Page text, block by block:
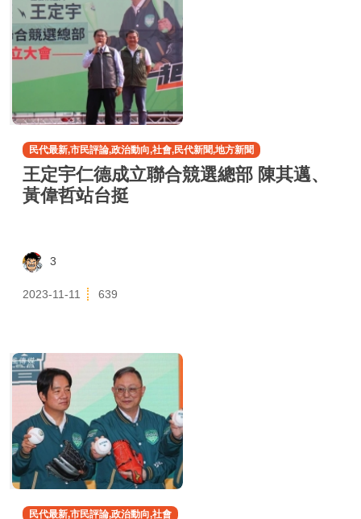
民代最新,市民評論,政治動向,社會,民代新聞,地方新聞
王定宇仁德成立聯合競選總部 陳其邁、
黃偉哲站台挺
3
2023-11-11 639
民代最新,市民評論,政治動向,社會